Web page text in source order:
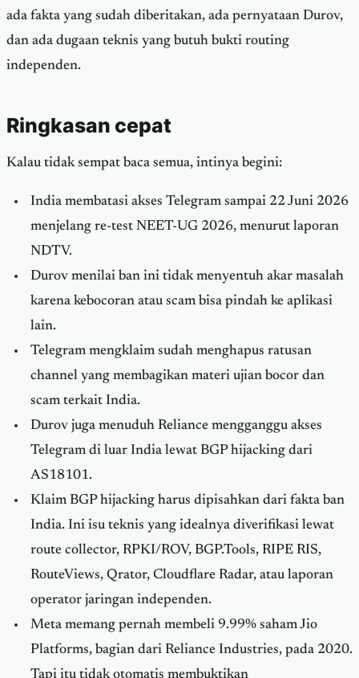
ada fakta yang sudah diberitakan, ada pernyataan Durov,
dan ada dugaan teknis yang butuh bukti routing
independen.
Ringkasan cepat
Kalau tidak sempat baca semua, intinya begini:
India membatasi akses Telegram sampai 22 Juni 2026
menjelang re-test NEET-UG 2026, menurut laporan
NDTV.
Durov menilai ban ini tidak menyentuh akar masalah
karena kebocoran atau scam bisa pindah ke aplikasi
lain.
Telegram mengklaim sudah menghapus ratusan
channel yang membagikan materi ujian bocor dan
scam terkait India.
Durov juga menuduh Reliance mengganggu akses
Telegram di luar India lewat BGP hijacking dari
AS18101.
Klaim BGP hijacking harus dipisahkan dari fakta ban
India. Ini isu teknis yang idealnya diverifikasi lewat
route collector, RPKI/ROV, BGP.Tools, RIPE RIS,
RouteViews, Qrator, Cloudflare Radar, atau laporan
operator jaringan independen.
Meta memang pernah membeli 9.99% saham Jio
Platforms, bagian dari Reliance Industries, pada 2020.
Tapi itu tidak otomatis membuktikan